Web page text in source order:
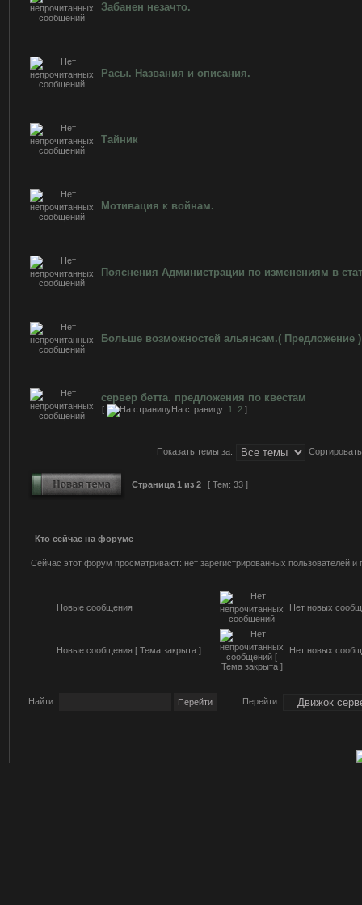
Забанен незачто.
Расы. Названия и описания.
Тайник
Мотивация к войнам.
Пояснения Администрации по изменениям в
Больше возможностей альянсам.( Предложение )
сервер бетта. предложения по квестам
[ На страницу: 1 2 ]
Показать темы за:
Страница 1 из 2 [ Тем: 33 ]
Кто сейчас на форуме
Сейчас этот форум просматривают: нет зарегистрированных пользователей и
Новые сообщения Нет новых
Новые сообщения [ Тема закрыта ] Нет новых
Найти: Перейти: